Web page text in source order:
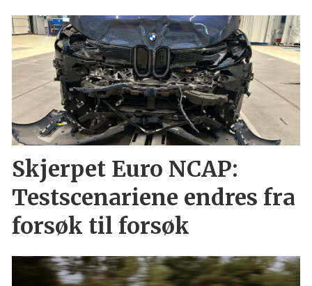
Skjerpet Euro NCAP:
Testscenariene endres fra
forsøk til forsøk